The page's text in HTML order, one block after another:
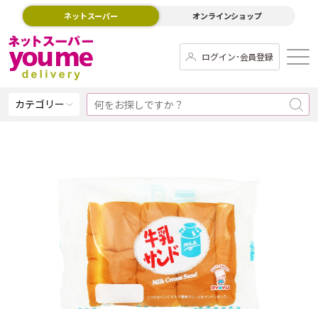
ネットスーパー オンラインショップ
ログイン･会員登録
カテゴリー